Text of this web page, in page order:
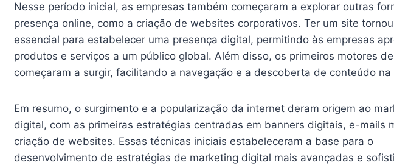
Nesse período inicial, as empresas também começaram a explorar outras
presença online, como a criação de websites corporativos. Ter um site
essencial para estabelecer uma presença digital, permitindo às empresas
produtos e serviços a um público global. Além disso, os primeiros motores
começaram a surgir, facilitando a navegação e a descoberta de conteúdo na
Em resumo, o surgimento e a popularização da internet deram origem ao
digital, com as primeiras estratégias centradas em banners digitais, e-mails
criação de websites. Essas técnicas iniciais estabeleceram a base para o
desenvolvimento de estratégias de marketing digital mais avançadas e